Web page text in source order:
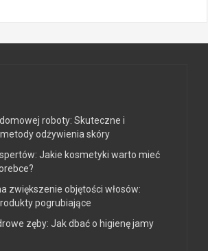
roboty: Skuteczne i
odżywienia skóry
Jakie kosmetyki warto mieć
zwiększenie objętości włosów:
pogrubiające
zęby: Jak dbać o higienę jamy